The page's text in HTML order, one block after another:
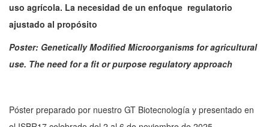
uso agrícola. La necesidad de un enfoque regulatorio
ajustado al propósito
Poster: Genetically Modified Microorganisms for agricultural
use. The need for a fit or purpose regulatory approach
Póster preparado por nuestro GT Biotecnología y presentado en